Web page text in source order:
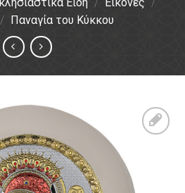
/ Παναγία του Κύκκου
επιθυμιών